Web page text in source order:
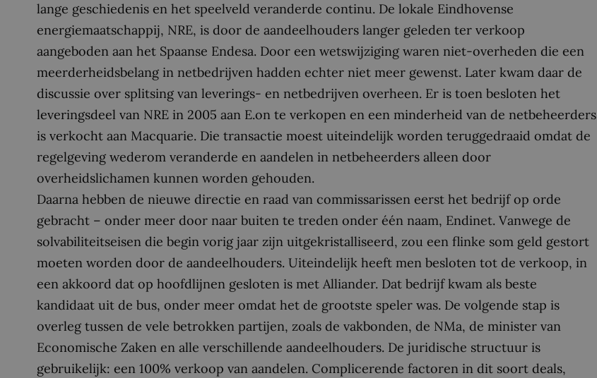
lange geschiedenis en het speelveld veranderde continu. De lokale Eindhovense
energiemaatschappij, NRE, is door de aandeelhouders langer geleden ter verkoop
aangeboden aan het Spaanse Endesa. Door een wetswijziging waren niet-overheden die een
meerderheidsbelang in netbedrijven hadden echter niet meer gewenst. Later kwam daar de
discussie over splitsing van leverings- en netbedrijven overheen. Er is toen besloten het
leveringsdeel van NRE in 2005 aan E.on te verkopen en een minderheid van de netbeheerders
is verkocht aan Macquarie. Die transactie moest uiteindelijk worden teruggedraaid omdat de
regelgeving wederom veranderde en aandelen in netbeheerders alleen door
overheidslichamen kunnen worden gehouden.
Daarna hebben de nieuwe directie en raad van commissarissen eerst het bedrijf op orde
gebracht – onder meer door naar buiten te treden onder één naam, Endinet. Vanwege de
solvabiliteitseisen die begin vorig jaar zijn uitgekristalliseerd, zou een flinke som geld gestort
moeten worden door de aandeelhouders. Uiteindelijk heeft men besloten tot de verkoop, in
een akkoord dat op hoofdlijnen gesloten is met Alliander. Dat bedrijf kwam als beste
kandidaat uit de bus, onder meer omdat het de grootste speler was. De volgende stap is
overleg tussen de vele betrokken partijen, zoals de vakbonden, de NMa, de minister van
Economische Zaken en alle verschillende aandeelhouders. De juridische structuur is
gebruikelijk: een 100% verkoop van aandelen. Complicerende factoren in dit soort deals,